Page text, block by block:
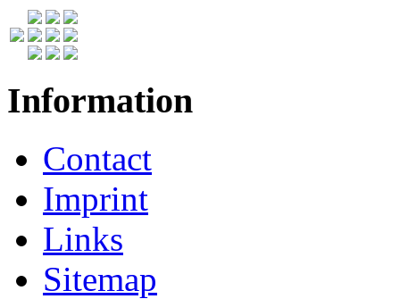
Information
Contact
Imprint
Links
Sitemap